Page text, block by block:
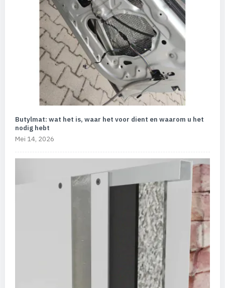
Butylmat: wat het is, waar het voor dient en waarom u het
nodig hebt
Mei 14, 2026